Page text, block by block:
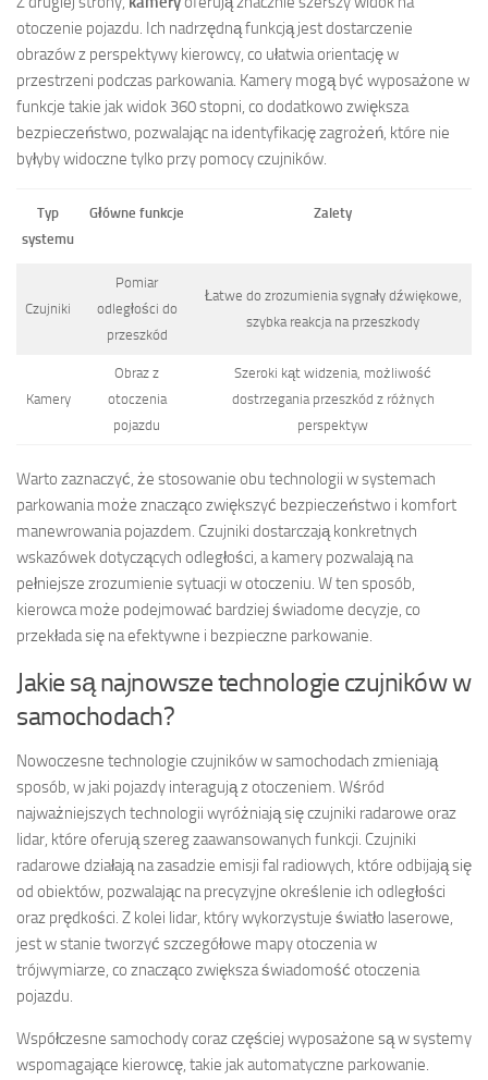
otoczenie pojazdu. Ich nadrzędną funkcją jest dostarczenie
obrazów z perspektywy kierowcy, co ułatwia orientację w
przestrzeni podczas parkowania. Kamery mogą być wyposażone w
funkcje takie jak widok 360 stopni, co dodatkowo zwiększa
bezpieczeństwo, pozwalając na identyfikację zagrożeń, które nie
byłyby widoczne tylko przy pomocy czujników.
Typ
systemu
Główne funkcje Zalety
Czujniki
Pomiar
odległości do
przeszkód
Łatwe do zrozumienia sygnały dźwiękowe,
szybka reakcja na przeszkody
Kamery
Obraz z
otoczenia
pojazdu
Szeroki kąt widzenia, możliwość
dostrzegania przeszkód z różnych
perspektyw
Warto zaznaczyć, że stosowanie obu technologii w systemach
parkowania może znacząco zwiększyć bezpieczeństwo i komfort
manewrowania pojazdem. Czujniki dostarczają konkretnych
wskazówek dotyczących odległości, a kamery pozwalają na
pełniejsze zrozumienie sytuacji w otoczeniu. W ten sposób,
kierowca może podejmować bardziej świadome decyzje, co
przekłada się na efektywne i bezpieczne parkowanie.
Jakie są najnowsze technologie czujników w
samochodach?
Nowoczesne technologie czujników w samochodach zmieniają
sposób, w jaki pojazdy interagują z otoczeniem. Wśród
najważniejszych technologii wyróżniają się czujniki radarowe oraz
lidar, które oferują szereg zaawansowanych funkcji. Czujniki
radarowe działają na zasadzie emisji fal radiowych, które odbijają się
od obiektów, pozwalając na precyzyjne określenie ich odległości
oraz prędkości. Z kolei lidar, który wykorzystuje światło laserowe,
jest w stanie tworzyć szczegółowe mapy otoczenia w
trójwymiarze, co znacząco zwiększa świadomość otoczenia
pojazdu.
Współczesne samochody coraz częściej wyposażone są w systemy
wspomagające kierowcę, takie jak automatyczne parkowanie.